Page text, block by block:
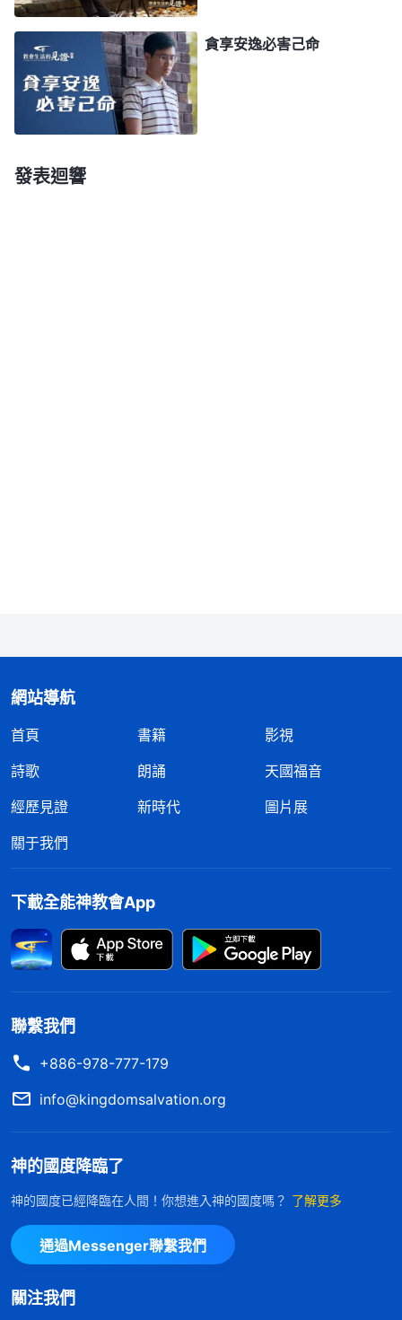
滑，這可太好了！』這是什麽思想？你認為把人糊弄
過去了，把神也糊弄了？事實上，神知不知道？神知
道。其實，任何人與你相處時間長了都會發現你的敗
壞、你的醜惡，只是嘴上不明説罷了，背後心裏都有
評價。有許多人被顯明淘汰就是因為多數人都能看透
他的實質了，就把他揭露出來清除出教會了。所以，
不管人追不追求真理都應該力所能及地盡好本分，都
就該實行清除處理了，這後果就太嚴重了，這就是不
信派、惡人完全被顯明淘汰了。
《話・卷三 末世基
督座談紀要・生命進入是從盡本分開始的》這段神的話以
了神，我要是一直不悔改就該被淘汰了。我回想起盡
時我就心生埋怨，覺得没有休閑的時間，不能按時休
息就心不甘情不願的，總盼望什麽時候能歇一歇。檢
查視頻時，我為了能早點休息就糊弄着看，雖然没有
造成什麽損失，但是我在盡本分的過程中偷奸耍滑、
應付糊弄，這些神都看到了。我這個人真是不老實，
不值得信賴！教會讓我操練做導演我也不知道珍惜，
完成角色方面我又是偷奸取巧，憑着以往演戲的一點
經驗來輔導演員，根本起不到什麽作用，我就像一個
擺設一樣，占着位子不幹實事。在演員本分上，我知
道主演的角色需要耗費精力就推托試鏡的機會。先不
説我能不能被選上，就説在神家工作需要的時候我不
是主動站出來配合，而是首先考慮自己的肉體是否安
詐找藉口推托，我太自私了！就連後來飾演三號人物
貪享安逸必害己命
發表迴響
網站導航
首頁 書籍
影視
詩歌
朗誦
天國福音
經歷見證
新時代
圖片展
關于我們
下載全能神教會App
聯繫我們
+886-978-777-179
info@kingdomsalvation.org
神的國度降臨了
神的國度已經降臨在人間！你想進入神的國度嗎？ 了解更多
通過Messenger聯繫我們
關注我們